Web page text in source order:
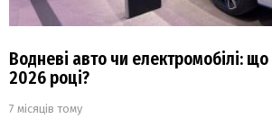
Водневі авто чи електромобілі:
2026 році?
7 місяців тому